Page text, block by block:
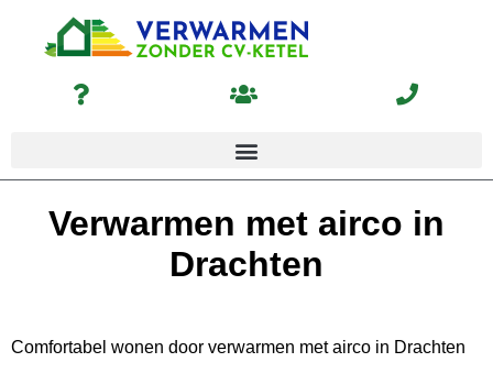
Verwarmen met airco in
Drachten
Comfortabel wonen door verwarmen met airco in Drachten